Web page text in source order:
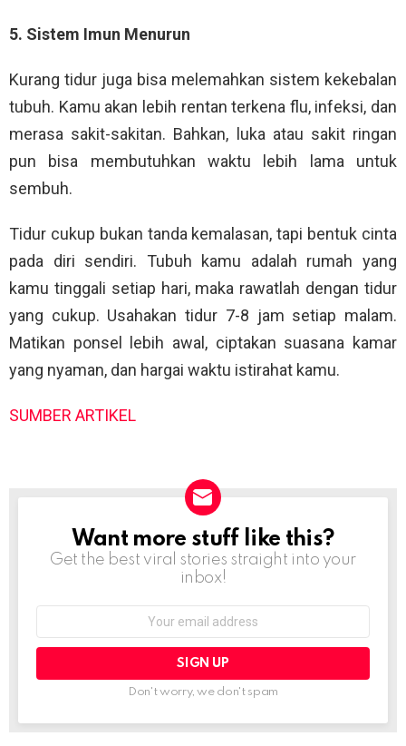
5. Sistem Imun Menurun
Kurang tidur juga bisa melemahkan sistem kekebalan
tubuh. Kamu akan lebih rentan terkena flu, infeksi, dan
merasa sakit-sakitan. Bahkan, luka atau sakit ringan
pun bisa membutuhkan waktu lebih lama untuk
sembuh.
Tidur cukup bukan tanda kemalasan, tapi bentuk cinta
pada diri sendiri. Tubuh kamu adalah rumah yang
kamu tinggali setiap hari, maka rawatlah dengan tidur
yang cukup. Usahakan tidur 7-8 jam setiap malam.
Matikan ponsel lebih awal, ciptakan suasana kamar
yang nyaman, dan hargai waktu istirahat kamu.
SUMBER ARTIKEL
NEWSLETTER
Want more stuff like this?
Get the best viral stories straight into your
inbox!
Don't worry, we don't spam